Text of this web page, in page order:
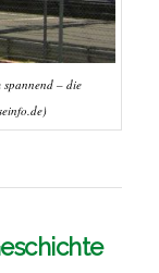
spannend – die